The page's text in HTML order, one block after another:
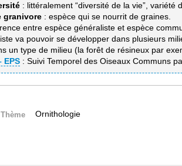
: littéralement “diversité de la vie”, variété
granivore : espèce qui se nourrit de graines.
entre espèce généraliste et espèce
va pouvoir se développer dans plusieurs
un type de milieu (la forêt de résineux par
EPS : Suivi Temporel des Oiseaux Communs
Thème Ornithologie